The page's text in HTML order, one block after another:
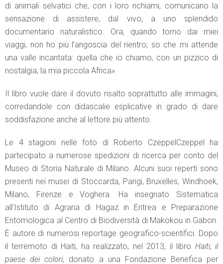
di animali selvatici che, con i loro richiami, comunicano la
sensazione di assistere, dal vivo, a uno splendido
documentario naturalistico. Ora, quando torno dai miei
viaggi, non ho più l’angoscia del rientro; so che mi attende
una valle incantata: quella che io chiamo, con un pizzico di
nostalgia, la mia piccola Africa».
Il libro vuole dare il dovuto risalto soprattutto alle immagini,
corredandole con didascalie esplicative in grado di dare
soddisfazione anche al lettore più attento.
Le 4 stagioni nelle foto di Roberto CzeppelCzeppel ha
partecipato a numerose spedizioni di ricerca per conto del
Museo di Storia Naturale di Milano. Alcuni suoi reperti sono
presenti nei musei di Stoccarda, Parigi, Bruxelles, Windhoek,
Milano, Firenze e Voghera. Ha insegnato Sistematica
all’Istituto di Agraria di Hagaz in Eritrea e Preparazione
Entomologica al Centro di Biodiversità di Makokou in Gabon.
È autore di numerosi reportage geografico-scientifici. Dopo
il terremoto di Haiti, ha realizzato, nel 2013, il libro Haiti, il
paese dei colori, donato a una Fondazione Benefica per